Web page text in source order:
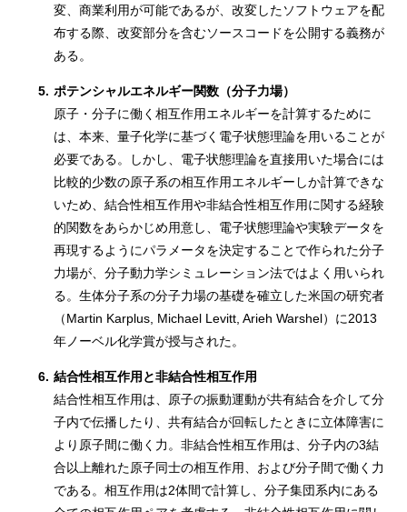
変、商業利用が可能であるが、改変したソフトウェアを配
布する際、改変部分を含むソースコードを公開する義務が
ある。
5. ポテンシャルエネルギー関数（分子力場）
原子・分子に働く相互作用エネルギーを計算するために
は、本来、量子化学に基づく電子状態理論を用いることが
必要である。しかし、電子状態理論を直接用いた場合には
比較的少数の原子系の相互作用エネルギーしか計算できな
いため、結合性相互作用や非結合性相互作用に関する経験
的関数をあらかじめ用意し、電子状態理論や実験データを
再現するようにパラメータを決定することで作られた分子
力場が、分子動力学シミュレーション法ではよく用いられ
る。生体分子系の分子力場の基礎を確立した米国の研究者
（Martin Karplus, Michael Levitt, Arieh Warshel）に2013
年ノーベル化学賞が授与された。
6. 結合性相互作用と非結合性相互作用
結合性相互作用は、原子の振動運動が共有結合を介して分
子内で伝播したり、共有結合が回転したときに立体障害に
より原子間に働く力。非結合性相互作用は、分子内の3結
合以上離れた原子同士の相互作用、および分子間で働く力
である。相互作用は2体間で計算し、分子集団系内にある